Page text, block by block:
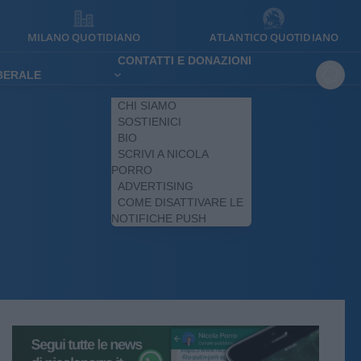
MILANO QUOTIDIANO ATLANTICO QUOTIDIANO
CONTATTI E DONAZIONI
CHI SIAMO
SOSTIENICI
BIO
SCRIVI A NICOLA
PORRO
ADVERTISING
COME DISATTIVARE LE
NOTIFICHE PUSH